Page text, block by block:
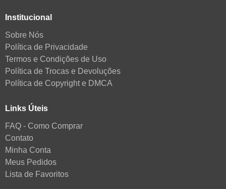
Institucional
Sobre Nós
Política de Privacidade
Termos e Condições de Uso
Política de Trocas e Devoluções
Política de Copyright e DMCA
Links Úteis
FAQ - Como Comprar
Contato
Minha Conta
Meus Pedidos
Lista de Favoritos